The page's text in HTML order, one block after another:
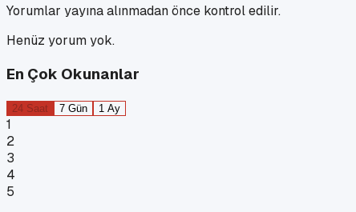
Yorumlar yayına alınmadan önce kontrol edilir.
Henüz yorum yok.
En Çok Okunanlar
24 Saat 7 Gün 1 Ay
1
2
3
4
5